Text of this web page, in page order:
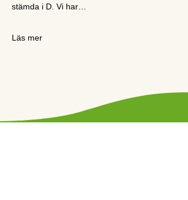
stämda i D. Vi har…
Läs mer